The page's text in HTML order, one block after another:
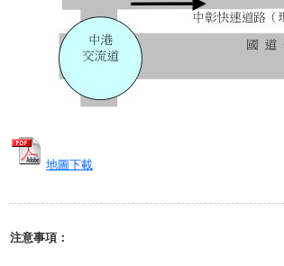
地圖下載
注意事項：